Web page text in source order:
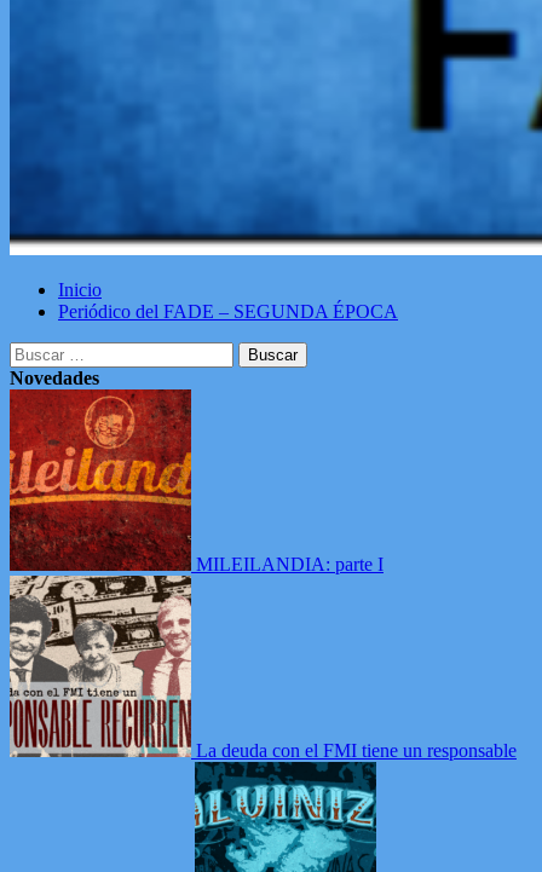
Inicio
Periódico del FADE – SEGUNDA ÉPOCA
Buscar:
Novedades
MILEILANDIA: parte I
La deuda con el FMI tiene un responsable